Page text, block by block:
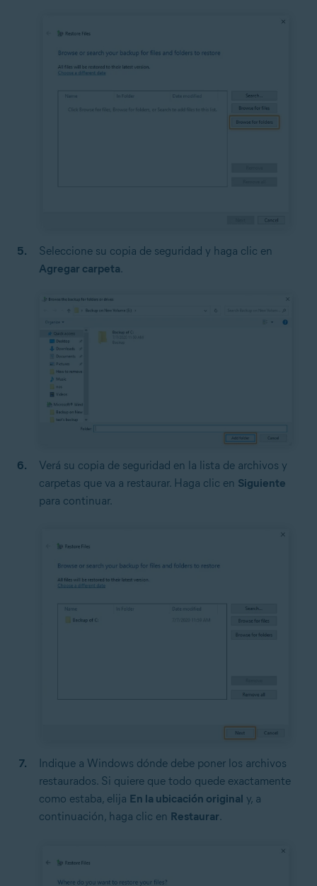
Seleccione su copia de seguridad y haga clic en
Agregar carpeta.
Verá su copia de seguridad en la lista de archivos y
carpetas que va a restaurar. Haga clic en Siguiente
para continuar.
Indique a Windows dónde debe poner los archivos
restaurados. Si quiere que todo quede exactamente
como estaba, elija En la ubicación original y, a
continuación, haga clic en Restaurar.